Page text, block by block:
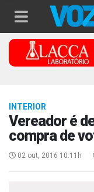
INTERIOR
Vereador é
compra de
02 out, 2016 10:11h